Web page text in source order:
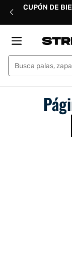
directamente
CUPÓN DE
Street Padel